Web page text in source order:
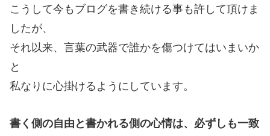
こうして今もブログを書き続ける事も許して頂けま
したが、
それ以来、言葉の武器で誰かを傷つけてはいまいか
と
私なりに心掛けるようにしています。
書く側の自由と書かれる側の心情は、必ずしも一致